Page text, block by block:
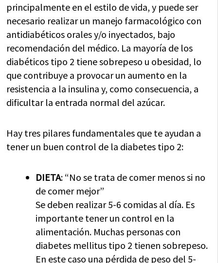
principalmente en el estilo de vida, y puede ser
necesario realizar un manejo farmacológico con
antidiabéticos orales y/o inyectados, bajo
recomendación del médico. La mayoría de los
diabéticos tipo 2 tiene sobrepeso u obesidad, lo
que contribuye a provocar un aumento en la
resistencia a la insulina y, como consecuencia, a
dificultar la entrada normal del azúcar.
Hay tres pilares fundamentales que te ayudan a
tener un buen control de la diabetes tipo 2:
DIETA: “No se trata de comer menos si no
de comer mejor”
Se deben realizar 5-6 comidas al día. Es
importante tener un control en la
alimentación. Muchas personas con
diabetes mellitus tipo 2 tienen sobrepeso.
En este caso una pérdida de peso del 5-